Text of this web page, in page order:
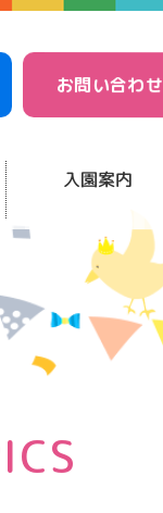
お問い合わせ
入園案内